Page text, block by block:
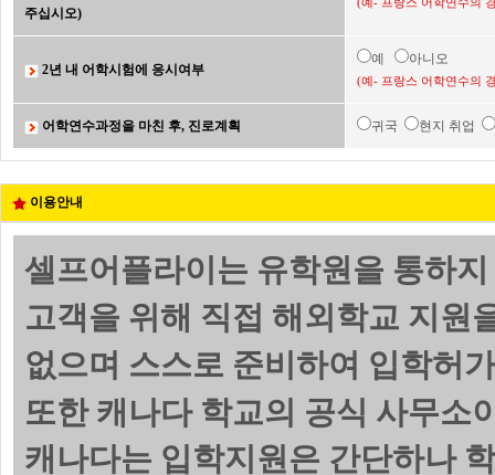
주십시오)
2년 내 어학시험에 응시여부
예 아니오
(예- 프랑스 어학연수의
어학연수과정을 마친 후, 진로계획 귀국 현지 취업
이용안내
셀프어플라이는 유학원을 통하
고객을 위해 직접 해외학교 지원
없으며 스스로 준비하여 입학허
또한 캐나다 학교의 공식 사무소
캐나다는 입학지원은 간단하나